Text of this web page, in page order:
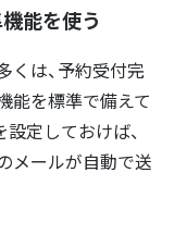
能を使う
くは、予約受付完
能を標準で備えて
定しておけば、
メールが自動で送